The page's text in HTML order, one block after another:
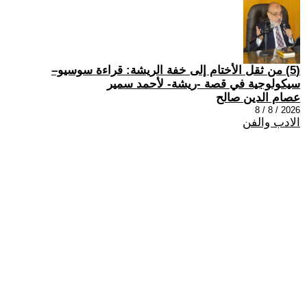
(5) من ثقل الأختام إلى خفة الريشة: قراءة سوسيو–
سيكولوجية في قصة -ريشة- لأحمد سمير
عصام الدين صالح
2026 / 8 / 8
الادب والفن